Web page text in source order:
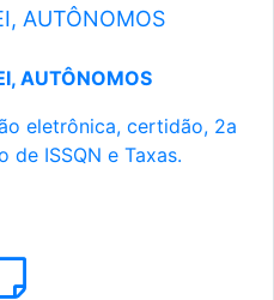
AUTÔNOMOS
AUTÔNOMOS
eletrônica, certidão, 2a
de ISSQN e Taxas.